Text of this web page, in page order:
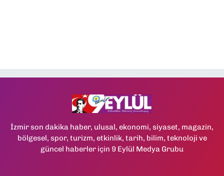
İzmir son dakika haber, ulusal, ekonomi, siyaset, magazin,
bölgesel, spor, turizm, etkinlik, tarih, bilim, teknoloji ve
güncel haberler için 9 Eylül Medya Grubu